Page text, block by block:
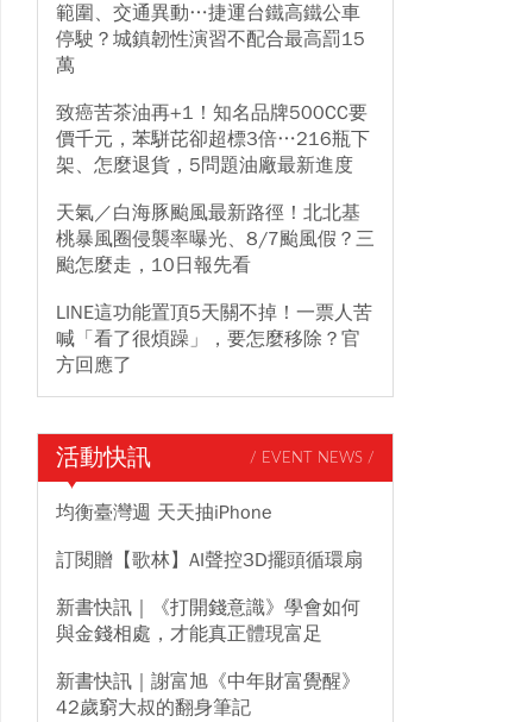
範圍、交通異動…捷運台鐵高鐵公車
停駛？城鎮韌性演習不配合最高罰15
萬
致癌苦茶油再+1！知名品牌500CC要
價千元，苯駢芘卻超標3倍…216瓶下
架、怎麼退貨，5問題油廠最新進度
天氣／白海豚颱風最新路徑！北北基
桃暴風圈侵襲率曝光、8/7颱風假？三
颱怎麼走，10日報先看
LINE這功能置頂5天關不掉！一票人苦
喊「看了很煩躁」，要怎麼移除？官
方回應了
活動快訊 / EVENT NEWS /
均衡臺灣週 天天抽iPhone
訂閱贈【歌林】AI聲控3D擺頭循環扇
新書快訊｜《打開錢意識》學會如何
與金錢相處，才能真正體現富足
新書快訊｜謝富旭《中年財富覺醒》
42歲窮大叔的翻身筆記